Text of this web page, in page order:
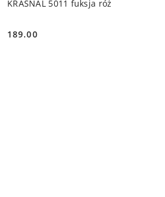
KRASNAL 5011 fuksja róż
Cena:
189.00